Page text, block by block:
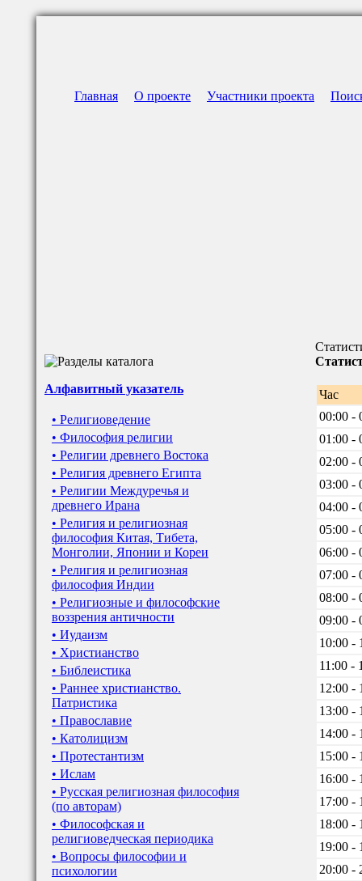
Главная О проекте Участники проекта
Алфавитный указатель
• Религиоведение
• Философия религии
• Религии древнего Востока
• Религия древнего Египта
• Религии Междуречья и
древнего Ирана
• Религия и религиозная
философия Китая, Тибета,
Монголии, Японии и Кореи
• Религия и религиозная
философия Индии
• Религиозные и философские
воззрения античности
• Иудаизм
• Христианство
• Библеистика
• Раннее христианство.
Патристика
• Православие
• Католицизм
• Протестантизм
• Ислам
• Русская религиозная философия
(по авторам)
• Философская и
религиоведческая периодика
• Вопросы философии и
психологии
Час
00:00 -
01:00 -
02:00 -
03:00 -
04:00 -
05:00 -
06:00 -
07:00 -
08:00 -
09:00 -
10:00 -
11:00 -
12:00 -
13:00 -
14:00 -
15:00 -
16:00 -
17:00 -
18:00 -
19:00 -
20:00 -